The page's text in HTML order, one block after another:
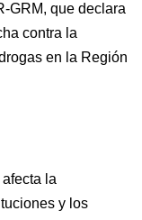
GRM, que declara
contra la
en la Región
la
y los